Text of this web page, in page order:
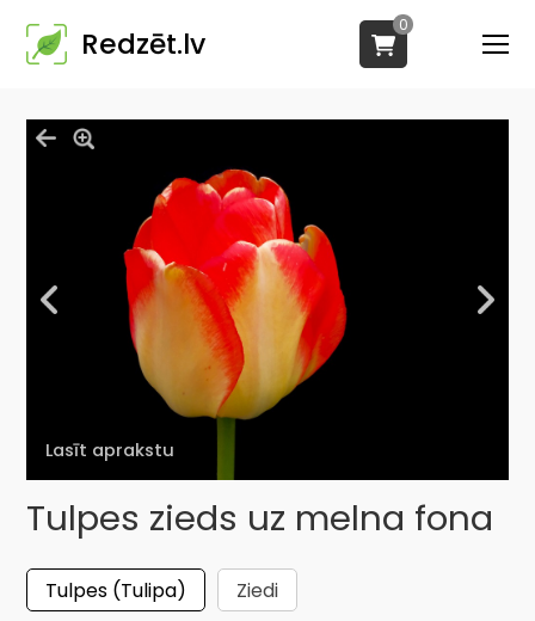
Redzēt.lv
0
Lasīt aprakstu
Tulpes zieds uz melna fona
Tulpes (Tulipa)
Ziedi